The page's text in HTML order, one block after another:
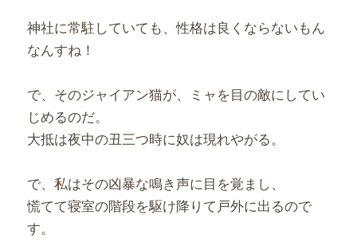
神社に常駐していても、性格は良くならないもん
なんすね！
で、そのジャイアン猫が、ミャを目の敵にしてい
じめるのだ。
大抵は夜中の丑三つ時に奴は現れやがる。
で、私はその凶暴な鳴き声に目を覚まし、
慌てて寝室の階段を駆け降りて戸外に出るので
す。